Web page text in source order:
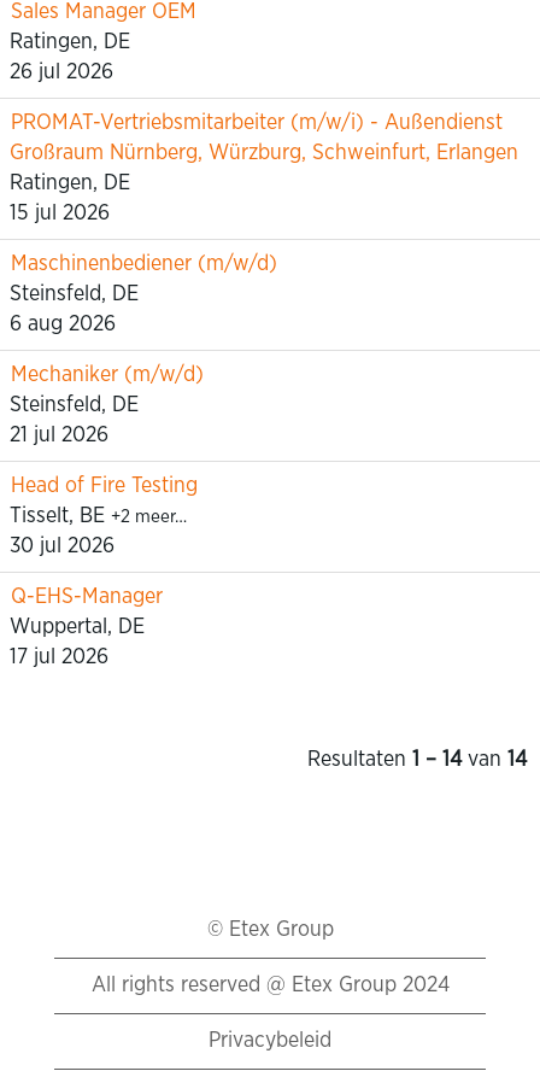
Sales Manager OEM
Ratingen, DE
26 jul 2026
PROMAT-Vertriebsmitarbeiter (m/w/i) - Außendienst
Großraum Nürnberg, Würzburg, Schweinfurt, Erlangen
Ratingen, DE
15 jul 2026
Maschinenbediener (m/w/d)
Steinsfeld, DE
6 aug 2026
Mechaniker (m/w/d)
Steinsfeld, DE
21 jul 2026
Head of Fire Testing
Tisselt, BE +2 meer…
30 jul 2026
Q-EHS-Manager
Wuppertal, DE
17 jul 2026
Resultaten 1 – 14van 14
© Etex Group
All rights reserved @ Etex Group 2024
Privacybeleid